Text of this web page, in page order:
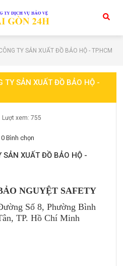
TY SẢN XUẤT ĐỒ BẢO HỘ - TP.HCM
TY SẢN XUẤT ĐỒ BẢO HỘ -
Lượt xem: 755
0 Bình chọn
SẢN XUẤT ĐỒ BẢO HỘ -
NGUYỆT SAFETY
Số 8, Phường Bình
TP. Hồ Chí Minh